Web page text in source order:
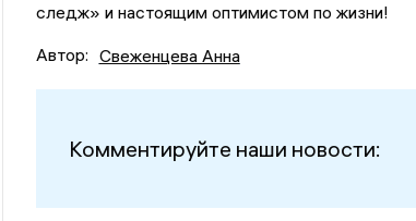
следж» и настоящим оптимистом по жизни!
Автор: Свеженцева Анна
Комментируйте наши новости: